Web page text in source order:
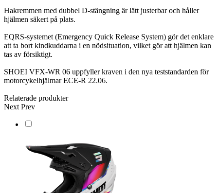
Hakremmen med dubbel D-stängning är lätt justerbar och håller
hjälmen säkert på plats.
EQRS-systemet (Emergency Quick Release System) gör det enklare
att ta bort kindkuddarna i en nödsituation, vilket gör att hjälmen kan
tas av försiktigt.
SHOEI VFX-WR 06 uppfyller kraven i den nya teststandarden för
motorcykelhjälmar ECE-R 22.06.
Relaterade produkter
Next Prev